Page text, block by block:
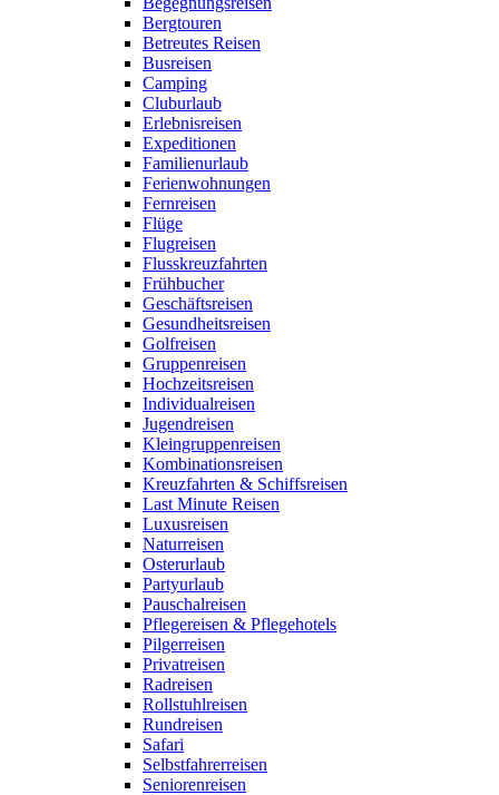
Bergtouren
Betreutes Reisen
Busreisen
Camping
Cluburlaub
Erlebnisreisen
Expeditionen
Familienurlaub
Ferienwohnungen
Fernreisen
Flüge
Flugreisen
Flusskreuzfahrten
Frühbucher
Geschäftsreisen
Gesundheitsreisen
Golfreisen
Gruppenreisen
Hochzeitsreisen
Individualreisen
Jugendreisen
Kleingruppenreisen
Kombinationsreisen
Kreuzfahrten & Schiffsreisen
Last Minute Reisen
Luxusreisen
Naturreisen
Osterurlaub
Partyurlaub
Pauschalreisen
Pflegereisen & Pflegehotels
Pilgerreisen
Privatreisen
Radreisen
Rollstuhlreisen
Rundreisen
Safari
Selbstfahrerreisen
Seniorenreisen